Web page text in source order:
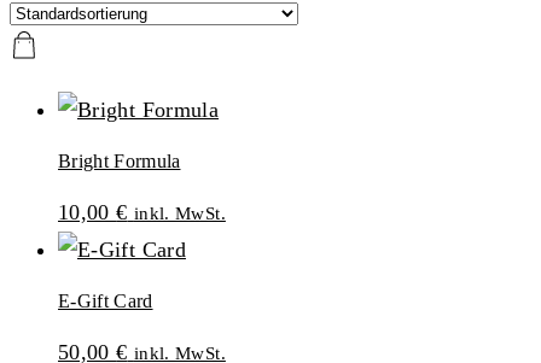
Bright Formula
10,00€ inkl. MwSt.
E-Gift Card
50,00€ inkl. MwSt.